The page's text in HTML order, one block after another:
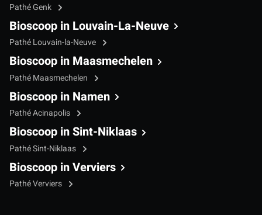
Pathé Genk
Bioscoop in Louvain-La-Neuve
Pathé Louvain-la-Neuve
Bioscoop in Maasmechelen
Pathé Maasmechelen
Bioscoop in Namen
Pathé Acinapolis
Bioscoop in Sint-Niklaas
Pathé Sint-Niklaas
Bioscoop in Verviers
Pathé Verviers